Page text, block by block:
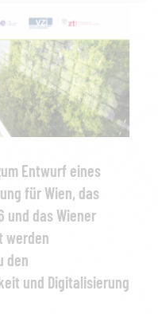
Entwurf eines
für Wien, das
und das Wiener
werden
den
und Digitalisierung